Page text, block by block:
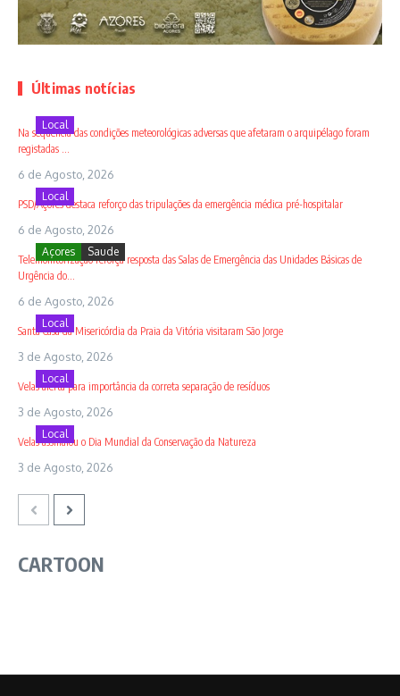
Últimas notícias
Local
Na sequência das condições meteorológicas adversas que afetaram o arquipélago foram
registadas ...
6 de Agosto, 2026
Local
PSD/Açores destaca reforço das tripulações da emergência médica pré-hospitalar
6 de Agosto, 2026
Açores Saude
Telemonitorização reforça resposta das Salas de Emergência das Unidades Básicas de
Urgência do...
6 de Agosto, 2026
Local
Santa Casa da Misericórdia da Praia da Vitória visitaram São Jorge
3 de Agosto, 2026
Local
Velas alerta para importância da correta separação de resíduos
3 de Agosto, 2026
Local
Velas assinalou o Dia Mundial da Conservação da Natureza
3 de Agosto, 2026
CARTOON